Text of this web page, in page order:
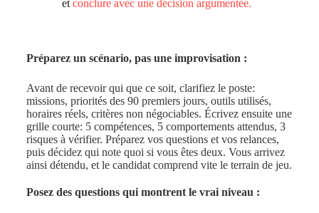
et conclure avec une décision argumentée.
Préparez un scénario, pas une improvisation :
Avant de recevoir qui que ce soit, clarifiez le poste:
missions, priorités des 90 premiers jours, outils utilisés,
horaires réels, critères non négociables. Écrivez ensuite une
grille courte: 5 compétences, 5 comportements attendus, 3
risques à vérifier. Préparez vos questions et vos relances,
puis décidez qui note quoi si vous êtes deux. Vous arrivez
ainsi détendu, et le candidat comprend vite le terrain de jeu.
Posez des questions qui montrent le vrai niveau :